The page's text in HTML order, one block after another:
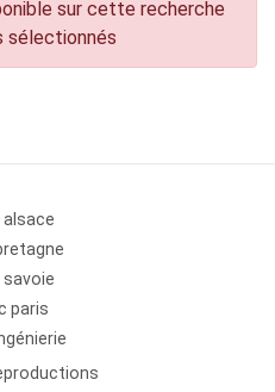
sur cette recherche
alsace
savoie
paris